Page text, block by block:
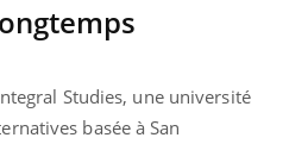
Studies, une université
basée à San